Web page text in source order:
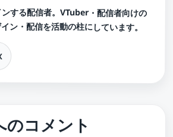
する配信者。VTuber・配信者向けの
ン・配信を活動の柱にしています。
のコメント